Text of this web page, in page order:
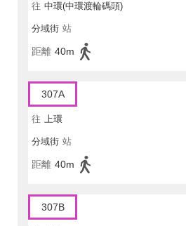
往 中環(中環渡輪碼頭)
分域街 站
距離 40m
307A
往 上環
分域街 站
距離 40m
307B